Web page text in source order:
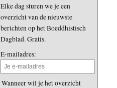
Elke dag sturen we je een
overzicht van de nieuwste
berichten op het Boeddhistisch
Dagblad. Gratis.
E-mailadres:
Wanneer wil je het overzicht